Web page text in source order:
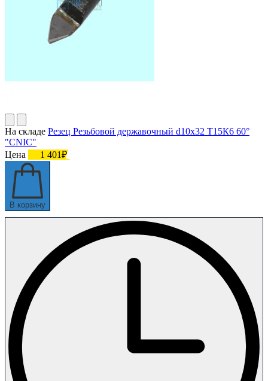
На складе Резец Резьбовой державочный d10х32 Т15К6 60°
"CNIC"
Цена
1 401₽
В корзину